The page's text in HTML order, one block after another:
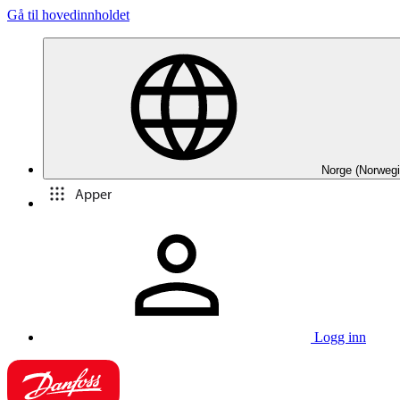
Gå til hovedinnholdet
Norge
Apper
Logg inn